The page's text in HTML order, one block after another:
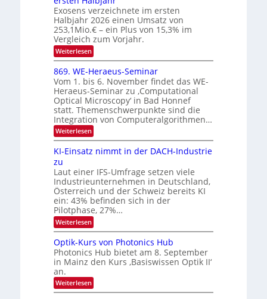
N
2
0
2
6
n
d
i
e
K
I
m
i
t
d
e
n
k
t
Exosens verzeichnete im ersten
Halbjahr 2026 einen Umsatz von
253,1Mio.€ – ein Plus von 15,3% im
Vergleich zum Vorjahr.
Weiterlesen:
E
x
o
s
e
n
s
m
e
l
d
e
t
a
r
k
e
s
W
a
c
h
s
t
u
m
i
869. WE-Heraeus-Seminar
Vom 1. bis 6. November findet das WE-
Heraeus-Seminar zu ‚Computational
Optical Microscopy‘ in Bad Honnef
statt. Themenschwerpunkte sind die
Integration von Computeralgorithmen…
Weiterlesen:
8
9
W
E
-
H
e
r
a
e
u
s
-
S
m
i
KI-Einsatz nimmt in der DACH-Industrie
zu
Laut einer IFS-Umfrage setzen viele
Industrieunternehmen in Deutschland,
Österreich und der Schweiz bereits KI
ein: 43% befinden sich in der
Pilotphase, 27%…
Weiterlesen:
K
-
E
i
s
a
Optik-Kurs von Photonics Hub
Photonics Hub bietet am 8. September
in Mainz den Kurs ‚Basiswissen Optik II‘
an.
Weiterlesen:
O